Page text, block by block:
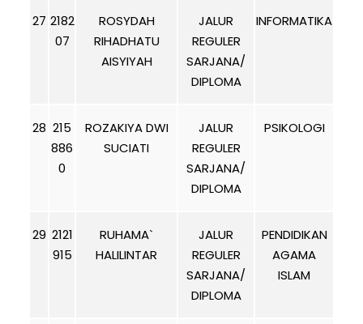
27 2182
07
ROSYDAH
RIHADHATU
AISYIYAH
JALUR
REGULER
SARJANA/
DIPLOMA
INFORMATIKA
28 215
886
0
ROZAKIYA DWI
SUCIATI
JALUR
REGULER
SARJANA/
DIPLOMA
PSIKOLOGI
29 2121
915
RUHAMA`
HALILINTAR
JALUR
REGULER
SARJANA/
DIPLOMA
PENDIDIKAN
AGAMA
ISLAM